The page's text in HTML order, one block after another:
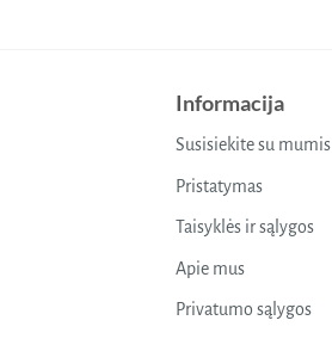
Informacija
Susisiekite su mumis
Pristatymas
Taisyklės ir sąlygos
Apie mus
Privatumo sąlygos